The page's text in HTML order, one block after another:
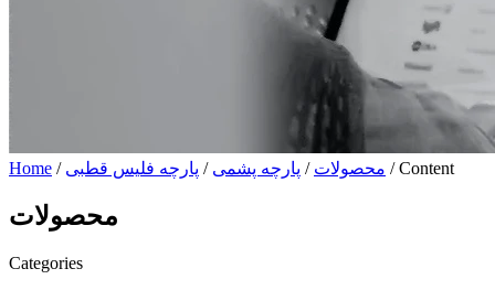
Home / محصولات / پارچه پشمی / پارچه فلیس قطبی / Content
محصولات
Categories